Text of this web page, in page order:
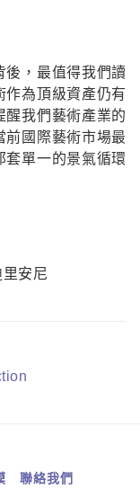
後，最值得我們讀
作為頂級資產仍有
醒我們藝術產業的
前國際藝術市場最
套單一的景氣循環
里安尼
聯絡我們